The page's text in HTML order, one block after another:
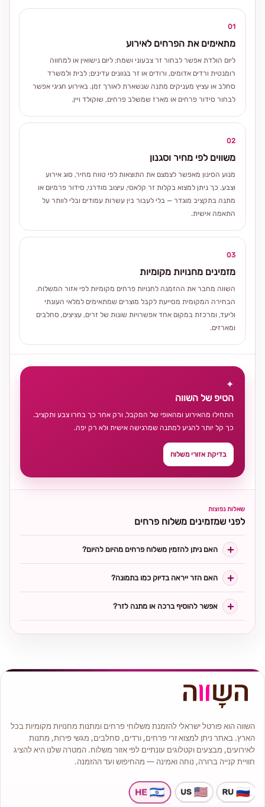
01
מתאימים את הפרחים לאירוע
ליום הולדת אפשר לבחור זר צבעוני ושמח; ליום נישואין או למחווה
רומנטית ורדים אדומים, ורודים או זר בגוונים עדינים; לבית ולמשרד
סחלב או עציץ מעניקים מתנה שנשארת לאורך זמן. באירוע חגיגי אפשר
לבחור סידור פרחים או מארז שמשלב פרחים, שוקולד ויין.
02
משווים לפי מחיר וסגנון
מנוע הסינון מאפשר לצמצם את התוצאות לפי טווח מחיר, סוג אירוע
וצבע. כך ניתן למצוא בקלות זר קלאסי, עיצוב מודרני, סידור פרמיום או
מתנה בתקציב מוגדר — בלי לעבור בין עשרות עמודים ובלי לוותר על
התאמה אישית.
03
מזמינים מחנויות מקומיות
השווה מחבר את ההזמנה לחנויות פרחים מקומיות לפי אזור המשלוח.
הבחירה המקומית מסייעת לקבל מוצרים שמתאימים למלאי העונתי
וליעד, ומרכזת במקום אחד אפשרויות שונות של זרים, עציצים, סחלבים
ומארזים.
✦
הטיפ של השווה
התחילו מהאירוע ומהאופי של המקבל, ורק אחר כך בחרו צבע ותקציב.
כך קל יותר להגיע למתנה שמרגישה אישית ולא רק יפה.
בדיקת אזורי משלוח
שאלות נפוצות
לפני שמזמינים משלוח פרחים
האם ניתן להזמין משלוח פרחים מהיום להיום?
האם הזר ייראה בדיוק כמו בתמונה?
אפשר להוסיף ברכה או מתנה לזר?
השווה הוא פורטל ישראלי להזמנת משלוחי פרחים ומתנות מחנויות מקומיות בכל
הארץ. באתר ניתן למצוא זרי פרחים, ורדים, סחלבים, מגשי פירות, מתנות
לאירועים, מבצעים וקטלוגים עונתיים לפי אזור משלוח. המטרה שלנו היא להציג
חוויית קנייה ברורה, נוחה ואמינה — מהחיפוש ועד ההזמנה.